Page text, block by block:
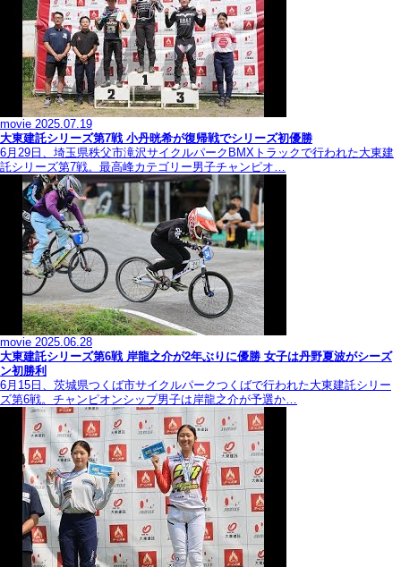
movie 2025.07.19
大東建託シリーズ第7戦 ⼩丹晄希が復帰戦でシリーズ初優勝
6月29日、埼玉県秩父市滝沢サイクルパークBMXトラックで行われた大東建
託シリーズ第7戦。最高峰カテゴリー男子チャンピオ…
movie 2025.06.28
大東建託シリーズ第6戦 岸龍之介が2年ぶりに優勝 女子は丹野夏波がシーズ
ン初勝利
6月15日、茨城県つくば市サイクルパークつくばで行われた大東建託シリー
ズ第6戦。チャンピオンシップ男子は岸龍之介が予選か…